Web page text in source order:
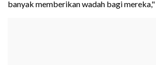
banyak memberikan wadah bagi